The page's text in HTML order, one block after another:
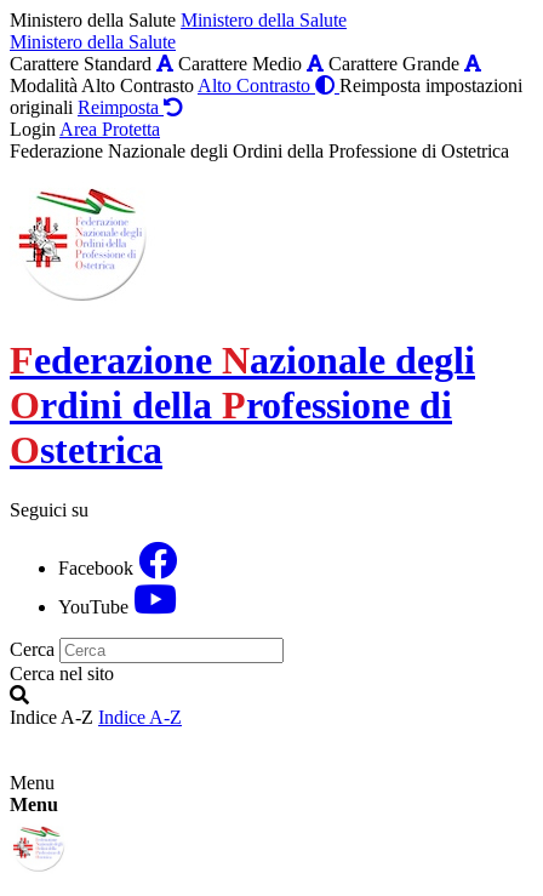
Ministero della Salute Ministero della Salute
Ministero della Salute
Carattere Standard
Carattere Medio
Carattere Grande
Modalità Alto Contrasto Alto Contrasto
Reimposta impostazioni
originali Reimposta
Login Area Protetta
Federazione Nazionale degli Ordini della Professione di Ostetrica
Federazione Nazionale degli
Ordini della Professione di
Ostetrica
Seguici su
Facebook
YouTube
Cerca
Cerca nel sito
Indice A-Z Indice A-Z
Menu
Menu